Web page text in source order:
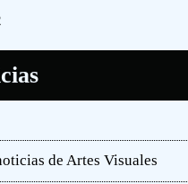
de Artes Visuales